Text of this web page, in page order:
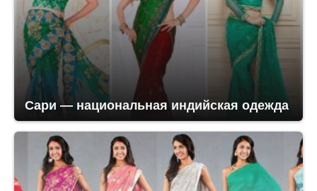
Сари — национальная индийская одежда